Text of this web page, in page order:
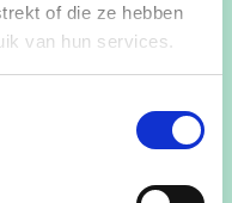
of die ze hebben
van hun services.
We zullen
ontwikkelen en